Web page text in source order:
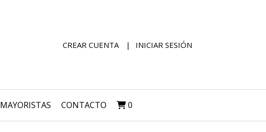
CREAR CUENTA INICIAR SESIÓN
MAYORISTAS CONTACTO 0